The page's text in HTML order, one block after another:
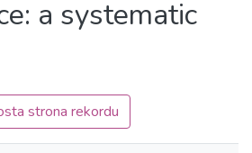
a systematic
strona rekordu